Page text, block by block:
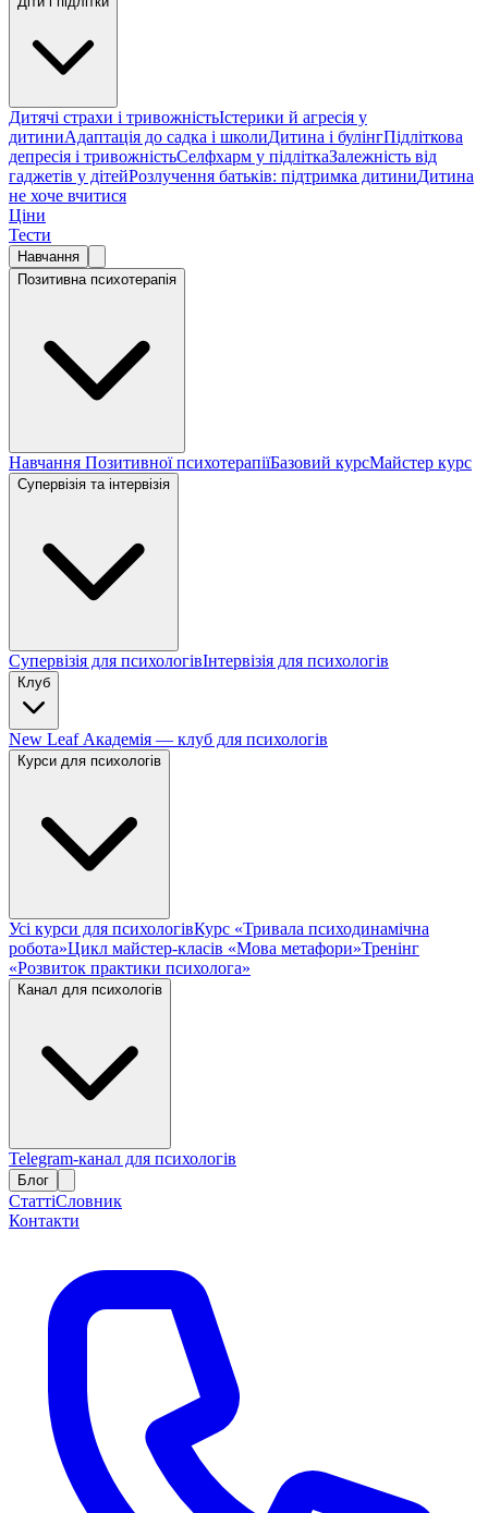
Дитячі страхи і тривожністьІстерики й агресія у
дитиниАдаптація до садка і школиДитина і булінгПідліткова
депресія і тривожністьСелфхарм у підліткаЗалежність від
гаджетів у дітейРозлучення батьків: підтримка дитиниДитина
не хоче вчитися
Ціни
Тести
Навчання
Позитивна психотерапія
Навчання Позитивної психотерапіїБазовий курсМайстер курс
Супервізія та інтервізія
Супервізія для психологівІнтервізія для психологів
Клуб
New Leaf Академія — клуб для психологів
Курси для психологів
Усі курси для психологівКурс «Тривала психодинамічна
робота»Цикл майстер-класів «Мова метафори»Тренінг
«Розвиток практики психолога»
Канал для психологів
Telegram-канал для психологів
Блог
СтаттіСловник
Контакти